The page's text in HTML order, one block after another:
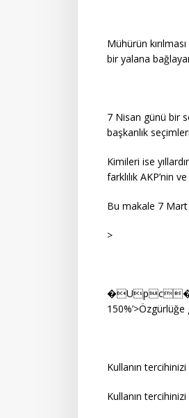
Mühürün
bir yalana
7 Nisan günü bir
başkanlık
Kimileri ise
farklılık AKP’nin
Bu makale 7 Mart
>
�Upc�
Kullanın
Kullanın